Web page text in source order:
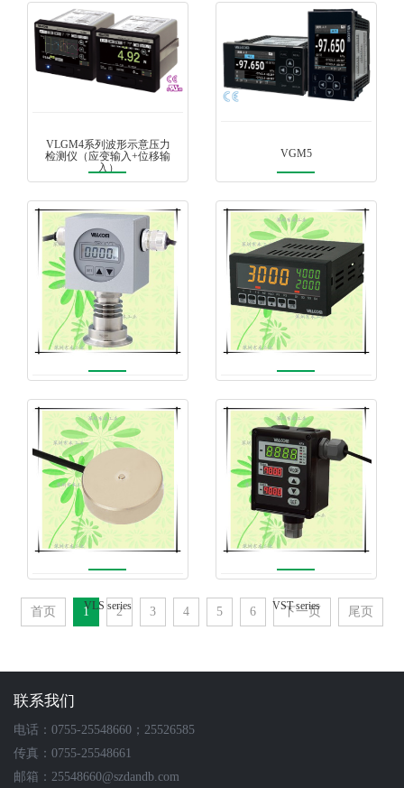
VLGM4系列波形示意压力
检测仪（应变输入+位移输
入）
VGM5
NSMS-A6VB-T温度+压力测
量压力计
F3（N）
VLS series VST series
首页 1 2 3 4 5 6 下一页 尾页
联系我们
电话：0755-25548660；25526585
传真：0755-25548661
邮箱：25548660@szdandb.com